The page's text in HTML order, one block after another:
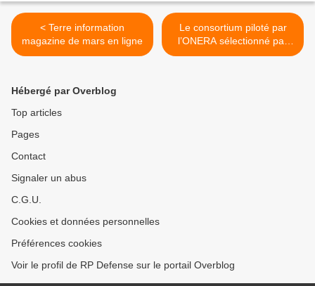
< Terre information
magazine de mars en ligne
Le consortium piloté par
l’ONERA sélectionné par
l’ANR pour la lutte anti
Hébergé par Overblog
Top articles
Pages
Contact
Signaler un abus
C.G.U.
Cookies et données personnelles
Préférences cookies
Voir le profil de RP Defense sur le portail Overblog